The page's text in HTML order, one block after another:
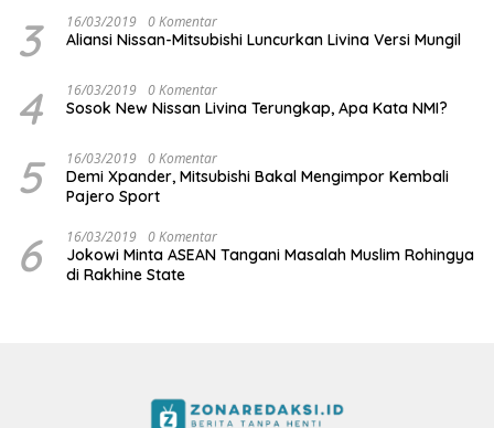
3 16/03/2019 0 Komentar
Aliansi Nissan-Mitsubishi Luncurkan Livina Versi Mungil
4 16/03/2019 0 Komentar
Sosok New Nissan Livina Terungkap, Apa Kata NMI?
5 16/03/2019 0 Komentar
Demi Xpander, Mitsubishi Bakal Mengimpor Kembali
Pajero Sport
6 16/03/2019 0 Komentar
Jokowi Minta ASEAN Tangani Masalah Muslim Rohingya
di Rakhine State